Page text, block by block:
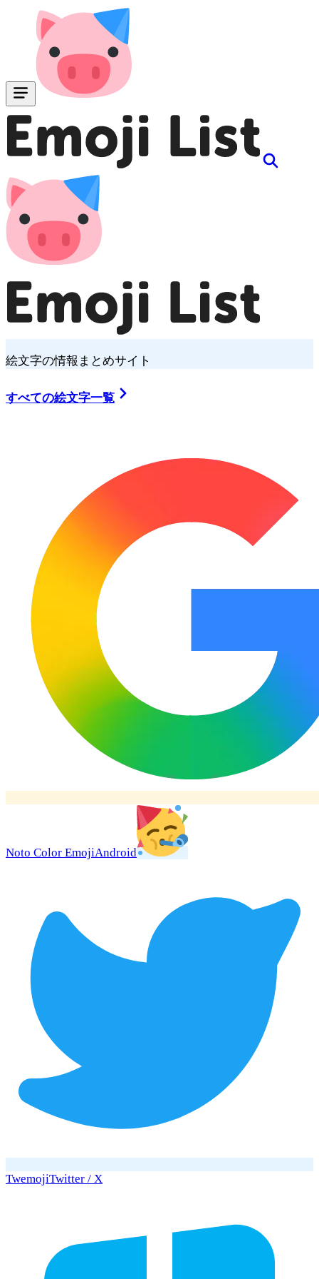
絵文字の情報まとめサイト
すべての絵文字一覧
Noto Color EmojiAndroid
TwemojiTwitter / X